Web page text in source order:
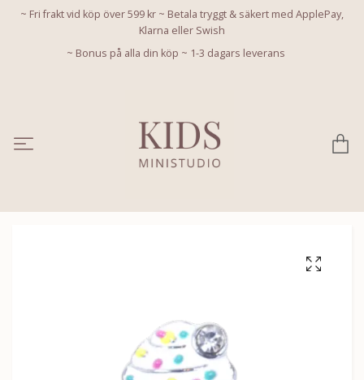
~ Fri frakt vid köp över 599 kr ~ Betala tryggt & säkert med ApplePay,
Klarna eller Swish
~ Bonus på alla din köp ~ 1-3 dagars leverans